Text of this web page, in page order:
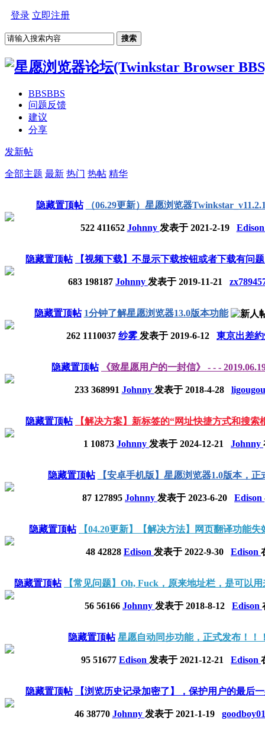
登录 立即注册
搜索
BBSBBS
问题反馈
建议
分享
发新帖
全部主题 最新 热门 热帖 精华
隐藏置顶帖 （06.29更新）星愿浏览器
522 411652 Johnny 发表于 2021-2-19
隐藏置顶帖 【视频下载】不显示下载按钮或者下载有问
683 198187 Johnny 发表于 2019-11-21
隐藏置顶帖 1分钟了解星愿浏览器13.0版本功能
262 1110037 纱雾 发表于 2019-6-12 東京出差
隐藏置顶帖 《致星愿用户的一封信》 - - -
233 368991 Johnny 发表于 2018-4-28
隐藏置顶帖 【解决方案】新标签的“网址快捷方式和搜索
1 10873 Johnny 发表于 2024-12-21 Johnny
隐藏置顶帖 【安卓手机版】星愿浏览器1.0版本，正
87 127895 Johnny 发表于 2023-6-20 Edison
隐藏置顶帖 【04.20更新】【解决方法】网页翻译功能失
48 42828 Edison 发表于 2022-9-30 Edison
隐藏置顶帖 【常见问题】Oh, Fuck，原来地址栏，是可以
56 56166 Johnny 发表于 2018-8-12 Edison
隐藏置顶帖 星愿自动同步功能，正式发布！！
95 51677 Edison 发表于 2021-12-21 Edison
隐藏置顶帖 【浏览历史记录加密了】，保护用户的最后
46 38770 Johnny 发表于 2021-1-19